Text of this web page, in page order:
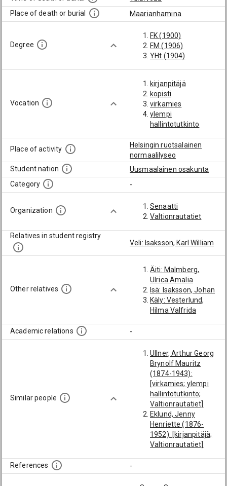
Place of death or burial
Maarianhamina
Degree
FK (1900)
FM (1906)
YHt (1904)
Vocation
kirjanpitäjä
kopisti
virkamies
ylempi
hallintotutkinto
Place of activity
Helsingin ruotsalainen
normaalilyseo
Student nation
Uusmaalainen osakunta
Category
-
Organization
Senaatti
Valtionrautatiet
Relatives in student registry
Veli: Isaksson, Karl William
Other relatives
Äiti: Malmberg,
Ulrica Amalia
Isä: Isaksson, Johan
Käly: Vesterlund,
Hilma Valfrida
Academic relations -
Similar people
Ullner, Arthur Georg
Brynolf Mauritz
(1874-1943):
[virkamies; ylempi
hallintotutkinto;
Valtionrautatiet]
Eklund, Jenny
Henriette (1876-
1952): [kirjanpitäjä;
Valtionrautatiet]
(1874-1957):
References -